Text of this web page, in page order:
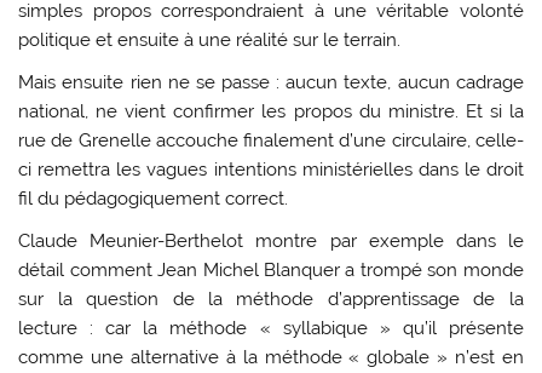
simples propos correspondraient à une véritable volonté
politique et ensuite à une réalité sur le terrain.
Mais ensuite rien ne se passe : aucun texte, aucun cadrage
national, ne vient confirmer les propos du ministre. Et si la
rue de Grenelle accouche finalement d’une circulaire, celle-
ci remettra les vagues intentions ministérielles dans le droit
fil du pédagogiquement correct.
Claude Meunier-Berthelot montre par exemple dans le
détail comment Jean Michel Blanquer a trompé son monde
sur la question de la méthode d’apprentissage de la
lecture : car la méthode « syllabique » qu’il présente
comme une alternative à la méthode « globale » n’est en